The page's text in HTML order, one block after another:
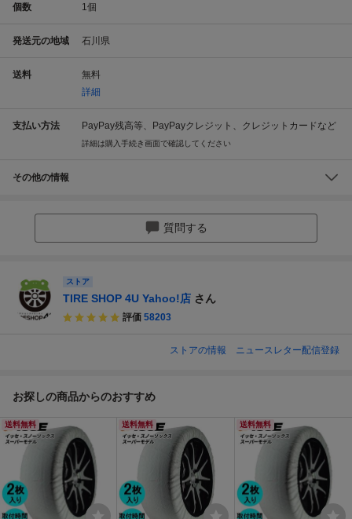
個数 1個
発送元の地域 石川県
送料
無料
詳細
支払い方法 PayPay残高等、PayPayクレジット、クレジットカードなど
詳細は購入手続き画面で確認してください
その他の情報
質問する
ストア
TIRE SHOP 4U Yahoo!店 さん
評価 58203
ストアの情報 ニュースレター配信登録
お探しの商品からのおすすめ
送料無料 送料無料 送料無料